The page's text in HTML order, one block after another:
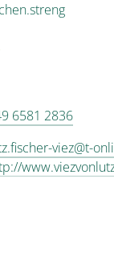
6581 2836
viez@t-